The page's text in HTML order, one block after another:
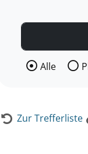
Wählen Sie
Alle
Zur Trefferliste